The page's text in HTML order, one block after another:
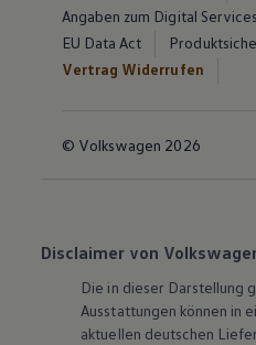
Angaben zum Digital
EU Data Act
Vertrag Widerrufen
© Volkswagen 2026
Disclaimer von
Die in dieser Darstellung
Ausstattungen können in
aktuellen deutschen